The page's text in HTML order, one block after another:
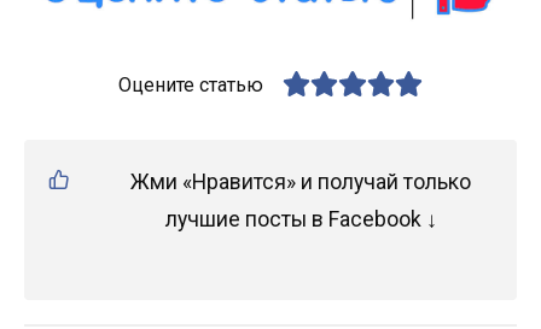
Оцените статью
Жми «Нравится» и получай только
лучшие посты в Facebook ↓